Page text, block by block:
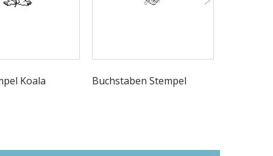
Koala Buchstaben Stempel